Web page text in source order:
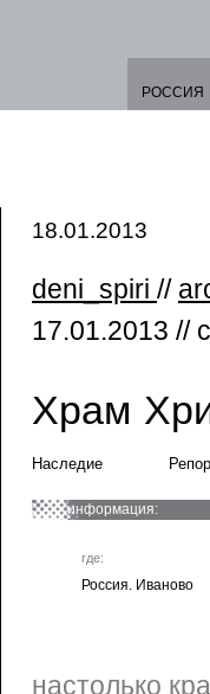
РОССИЯ
18.01.2013
deni_spiri //
17.01.2013 //
Храм
Наследие
информация:
где:
Россия. Иваново
настолько